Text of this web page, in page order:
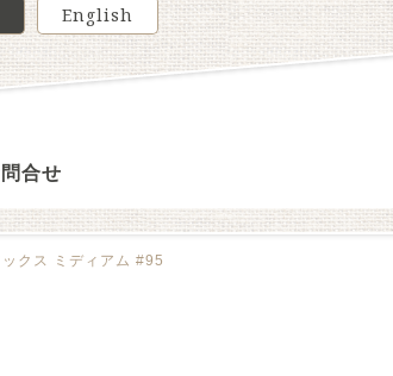
English
合せ
クス ミディアム #95